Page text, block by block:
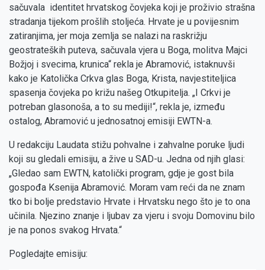
sačuvala identitet hrvatskog čovjeka koji je proživio strašna
stradanja tijekom prošlih stoljeća. Hrvate je u povijesnim
zatiranjima, jer moja zemlja se nalazi na raskrižju
geostrateških puteva, sačuvala vjera u Boga, molitva Majci
Božjoj i svecima, krunica“ rekla je Abramović, istaknuvši
kako je Katolička Crkva glas Boga, Krista, navjestiteljica
spasenja čovjeka po križu našeg Otkupitelja. „I Crkvi je
potreban glasonoša, a to su mediji!“, rekla je, između
ostalog, Abramović u jednosatnoj emisiji EWTN-a.
U redakciju Laudata stižu pohvalne i zahvalne poruke ljudi
koji su gledali emisiju, a žive u SAD-u. Jedna od njih glasi:
„Gledao sam EWTN, katolički program, gdje je gost bila
gospođa Ksenija Abramović. Moram vam reći da ne znam
tko bi bolje predstavio Hrvate i Hrvatsku nego što je to ona
učinila. Njezino znanje i ljubav za vjeru i svoju Domovinu bilo
je na ponos svakog Hrvata.“
Pogledajte emisiju: